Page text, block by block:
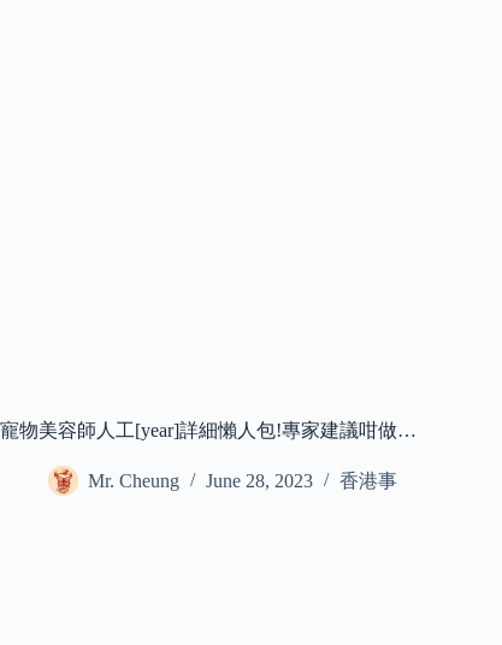
寵物美容師人工[year]詳細懶人包!專家建議咁做…
Mr. Cheung June 28, 2023 香港事